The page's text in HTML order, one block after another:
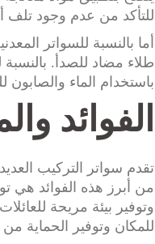
للتأكد من عدم وجود تلف
أما بالنسبة للسواتر
طلاء مضاد للصدأ. بالنسبة
باستخدام الماء
الفوائد
تقدم سواتر التركيب
من أبرز هذه الفوائد
وتوفير بيئة مريحة
للمكان وتوفير الحماية